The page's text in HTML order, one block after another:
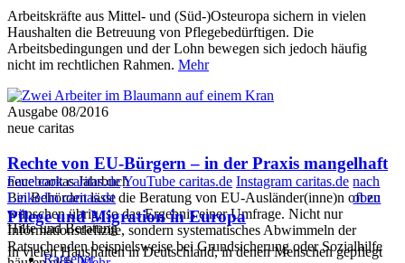
Arbeitskräfte aus Mittel- und (Süd-)Osteuropa sichern in vielen
Haushalten die Betreuung von Pflegebedürftigen. Die
Arbeitsbedingungen und der Lohn bewegen sich jedoch häufig
nicht im rechtlichen Rahmen. Mehr
Ausgabe 08/2016
neue caritas
Rechte von EU-Bürgern – in der Praxis mangelhaft
Bei Behörden lässt die Beratung von EU-Ausländer(inne)n oft zu
wünschen übrig, so das Ergebnis einer Umfrage. Nicht nur
Informationsdefizite, sondern systematisches Abwimmeln der
Ratsuchenden beispielsweise bei Grundsicherung oder Sozialhilfe
neue caritas Jahrbuch
Pflege und Migration in Europa
In vielen Haushalten in Deutschland, in denen Menschen gepflegt
Facebook caritas.deYouTube caritas.de Instagram caritas.de
Linkedin caritas.de
nach
oben
Hilfe und Beratung
Ratgeber